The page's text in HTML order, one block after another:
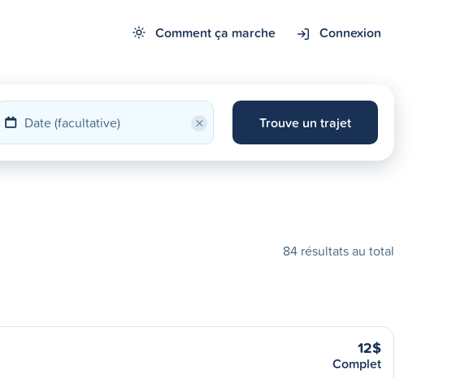
Comment ça marche Connexion
× Trouve un trajet
84 résultats au total
12$
Complet